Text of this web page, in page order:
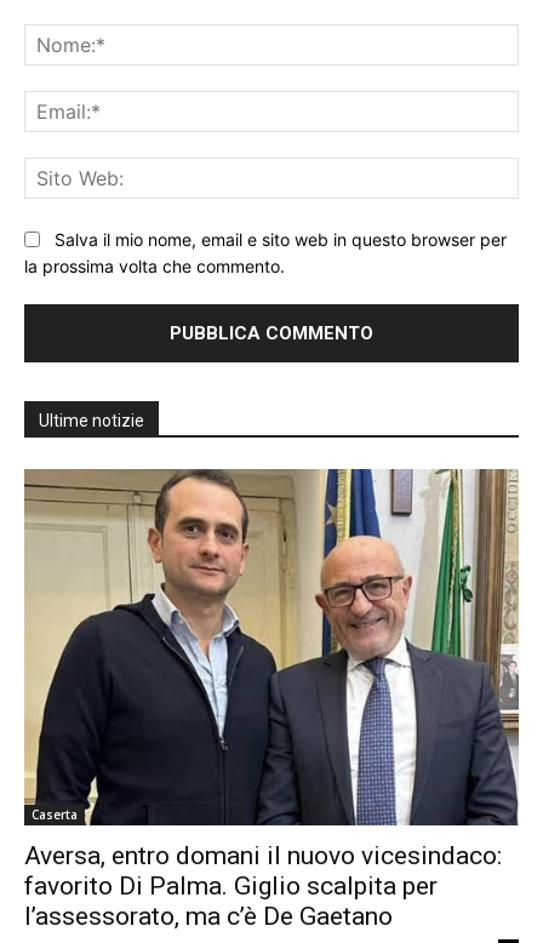
Salva il mio nome, email e sito web in questo browser per
la prossima volta che commento.
Ultime notizie
Caserta
Aversa, entro domani il nuovo vicesindaco:
favorito Di Palma. Giglio scalpita per
l’assessorato, ma c’è De Gaetano